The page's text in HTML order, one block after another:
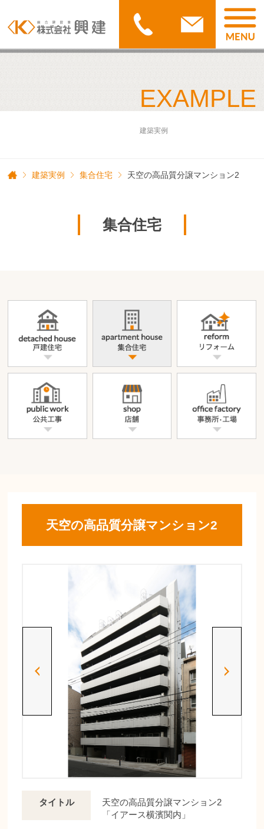
EXAMPLE
建築実例
建築実例 集合住宅 天空の高品質分譲マンション2
集合住宅
天空の高品質分譲マンション2
タイトル
天空の高品質分譲マンション2
「イアース横濱関内」